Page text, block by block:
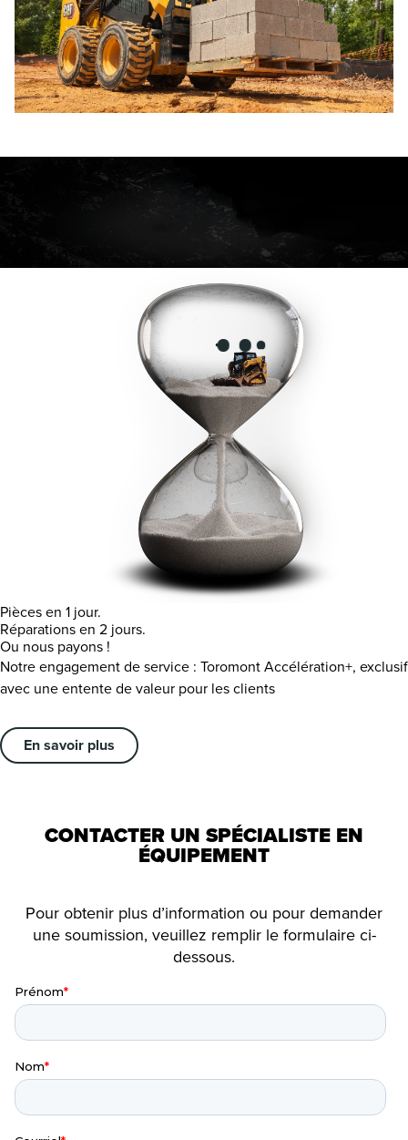
Pièces en 1 jour.
Réparations en 2 jours.
Ou nous payons !
Notre engagement de service : Toromont Accélération+, exclusif
avec une entente de valeur pour les clients
En savoir plus
CONTACTER UN SPÉCIALISTE EN
ÉQUIPEMENT
Pour obtenir plus d’information ou pour demander
une soumission, veuillez remplir le formulaire ci-
dessous.